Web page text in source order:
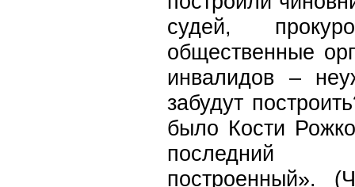
судей,
общественные
инвалидов –
забудут
было Кости
построенный».